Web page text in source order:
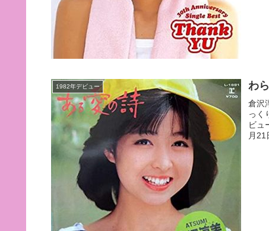
1982年デビュー わ
倉沢
っく
ビュ
月